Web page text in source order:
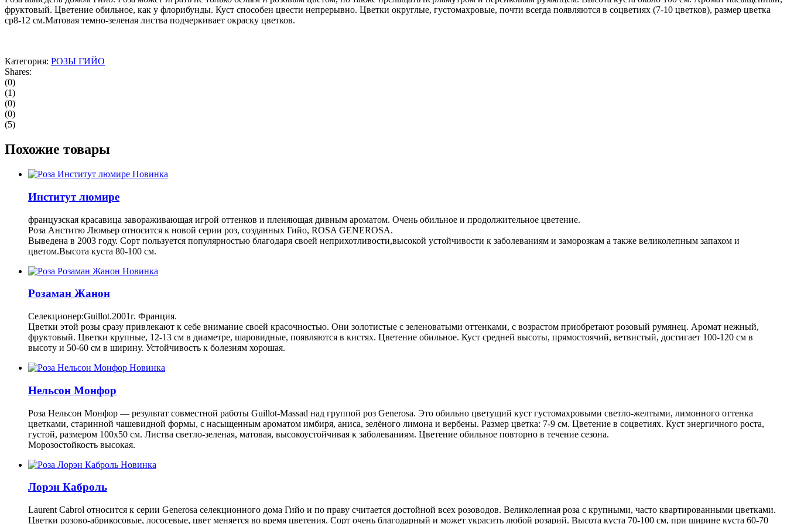
фруктовый. Цветение обильное, как у флорибунды. Куст способен цвести непрерывно. Цветки округлые, густомахровые, почти всегда появляются в соцветиях (7-10 цветков), размер цветка
ср8-12 см.Матовая темно-зеленая листва подчеркивает окраску цветков.
Категория: РОЗЫ ГИЙО
Shares:
(0)
(1)
(0)
(0)
(5)
Похожие товары
Новинка
Институт люмире
французская красавица завораживающая игрой оттенков и пленяющая дивным ароматом. Очень обильное и продолжительное цветение.
Роза Анститю Люмьер относится к новой серии роз, созданных Гийо, ROSA GENEROSA.
Выведена в 2003 году. Сорт пользуется популярностью благодаря своей неприхотливости,высокой устойчивости к заболеваниям и заморозкам а также великолепным запахом и
цветом.Высота куста 80-100 см.
Новинка
Розаман Жанон
Селекционер:Guillot.2001г. Франция.
Цветки этой розы сразу привлекают к себе внимание своей красочностью. Они золотистые с зеленоватыми оттенками, с возрастом приобретают розовый румянец. Аромат нежный,
фруктовый. Цветки крупные, 12-13 см в диаметре, шаровидные, появляются в кистях. Цветение обильное. Куст средней высоты, прямостоячий, ветвистый, достигает 100-120 см в
высоту и 50-60 см в ширину. Устойчивость к болезням хорошая.
Новинка
Нельсон Монфор
Роза Нельсон Монфор — результат совместной работы Guillot-Massad над группой роз Generosa. Это обильно цветущий куст густомахровыми светло-желтыми, лимонного оттенка
цветками, старинной чашевидной формы, с насыщенным ароматом имбиря, аниса, зелёного лимона и вербены. Размер цветка: 7-9 см. Цветение в соцветиях. Куст энергичного роста,
густой, размером 100х50 см. Листва светло-зеленая, матовая, высокоустойчивая к заболеваниям. Цветение обильное повторно в течение сезона.
Морозостойкость высокая.
Новинка
Лорэн Каброль
Laurent Cabrol относится к серии Generosa селекционного дома Гийо и по праву считается достойной всех розоводов. Великолепная роза с крупными, часто квартированными цветками.
Цветки розово-абрикосовые, лососевые, цвет меняется во время цветения. Сорт очень благодарный и может украсить любой розарий. Высота куста 70-100 см, при ширине куста 60-70